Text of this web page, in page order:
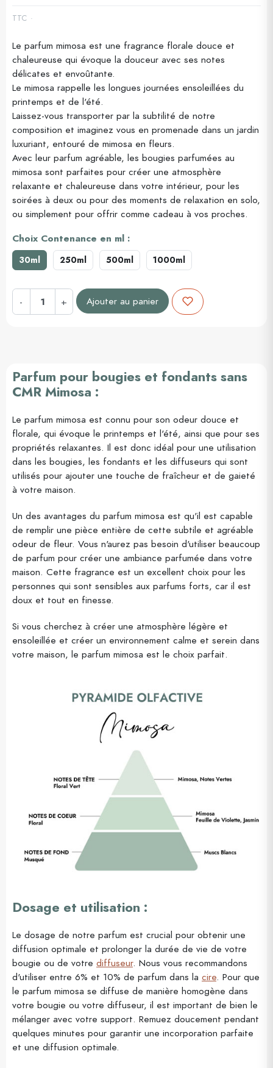
TTC
Le parfum mimosa est une fragrance florale douce et
chaleureuse qui évoque la douceur avec ses notes
délicates et envoûtante.
Le mimosa rappelle les longues journées ensoleillées du
printemps et de l'été.
Laissez-vous transporter par la subtilité de notre
composition et imaginez vous en promenade dans un jardin
luxuriant, entouré de mimosa en fleurs.
Avec leur parfum agréable, les bougies parfumées au
mimosa sont parfaites pour créer une atmosphère
relaxante et chaleureuse dans votre intérieur, pour les
soirées à deux ou pour des moments de relaxation en solo,
ou simplement pour offrir comme cadeau à vos proches.
Choix Contenance en ml :
30ml 250ml 500ml 1000ml
- + Ajouter au panier
Parfum pour bougies et fondants sans
CMR Mimosa :
Le parfum mimosa est connu pour son odeur douce et
florale, qui évoque le printemps et l'été, ainsi que pour ses
propriétés relaxantes. Il est donc idéal pour une utilisation
dans les bougies, les fondants et les diffuseurs qui sont
utilisés pour ajouter une touche de fraîcheur et de gaieté
à votre maison.
Un des avantages du parfum mimosa est qu'il est capable
de remplir une pièce entière de cette subtile et agréable
odeur de fleur. Vous n'aurez pas besoin d'utiliser beaucoup
de parfum pour créer une ambiance parfumée dans votre
maison. Cette fragrance est un excellent choix pour les
personnes qui sont sensibles aux parfums forts, car il est
doux et tout en finesse.
Si vous cherchez à créer une atmosphère légère et
ensoleillée et créer un environnement calme et serein dans
votre maison, le parfum mimosa est le choix parfait.
Dosage et utilisation :
Le dosage de notre parfum est crucial pour obtenir une
diffusion optimale et prolonger la durée de vie de votre
bougie ou de votre diffuseur. Nous vous recommandons
d'utiliser entre 6% et 10% de parfum dans la cire. Pour que
le parfum mimosa se diffuse de manière homogène dans
votre bougie ou votre diffuseur, il est important de bien le
mélanger avec votre support. Remuez doucement pendant
quelques minutes pour garantir une incorporation parfaite
et une diffusion optimale.